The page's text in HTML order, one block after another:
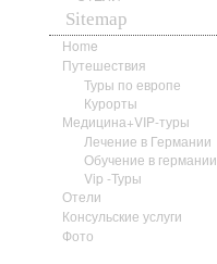
Sitemap
Home
Путешествия
Туры по европе
Курорты
Медицина+VIP-туры
Лечение в Германии
Обучение в германии
Vip -Туры
Отели
Консульские услуги
Фото